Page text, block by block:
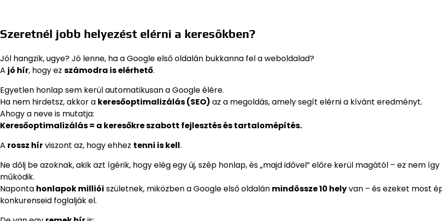
Szeretnél jobb helyezést elérni a keresőkben?
Jól hangzik, ugye? Jó lenne, ha a Google első oldalán bukkanna fel a weboldalad?
A jó hír, hogy ez számodra is elérhető.
Egyetlen honlap sem kerül automatikusan a Google élére.
Ha nem hirdetsz, akkor a keresőoptimalizálás (SEO) az a megoldás, amely segít elérni a kívánt eredményt.
Ahogy a neve is mutatja:
Keresőoptimalizálás = a keresőkre szabott fejlesztés és tartalomépítés.
A rossz hírviszont az, hogy ehhez tenni is kell.
Ne dőlj be azoknak, akik azt ígérik, hogy elég egy új, szép honlap, és „majd idővel” előre kerül magától – ez nem így
működik.
Naponta honlapok milliói születnek, miközben a Google első oldalán mindössze 10 helyvan – és ezeket most
konkurenseid foglalják el.